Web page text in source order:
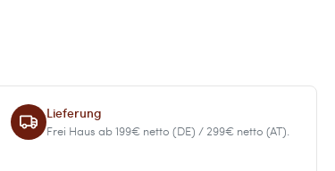
Lieferung
Frei Haus ab 199€ netto (DE) / 299€ netto (AT).